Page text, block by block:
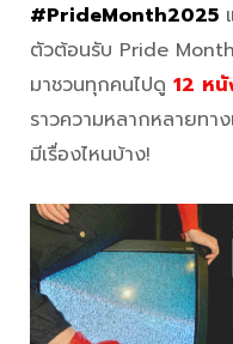
#PrideMonth2025
ตัวต้อนรับ Pride
มาชวนทุกคนไปดู 12 หนั
ราวความหลากหลายทา
มีเรื่องไหนบ้าง!